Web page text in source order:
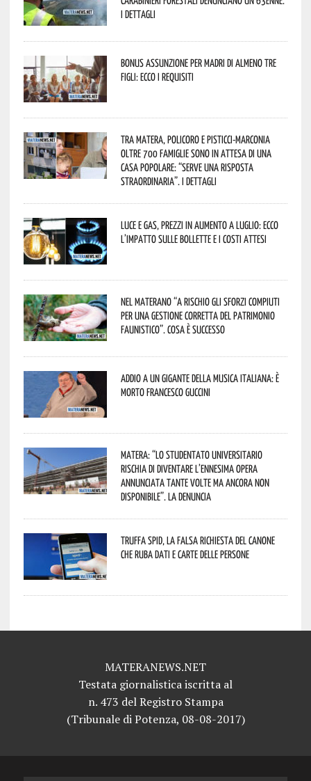
I dettagli
Bonus assunzione per madri di almeno tre
figli: ecco i requisiti
Tra Matera, Policoro e Pisticci-Marconia
oltre 700 famiglie sono in attesa di una
casa popolare: “serve una risposta
straordinaria”. I dettagli
Luce e gas, prezzi in aumento a luglio: ecco
l’impatto sulle bollette e i costi attesi
Nel materano “a rischio gli sforzi compiuti
per una gestione corretta del patrimonio
faunistico”. Cosa è successo
Addio a un gigante della musica italiana: è
morto Francesco Guccini
Matera: “Lo studentato universitario
rischia di diventare l’ennesima opera
annunciata tante volte ma ancora non
disponibile”. La denuncia
Truffa Spid, la falsa richiesta del canone
che ruba dati e carte delle persone
MATERANEWS.NET
Testata giornalistica iscritta al
n. 473 del Registro Stampa
(Tribunale di Potenza, 08-08-2017)